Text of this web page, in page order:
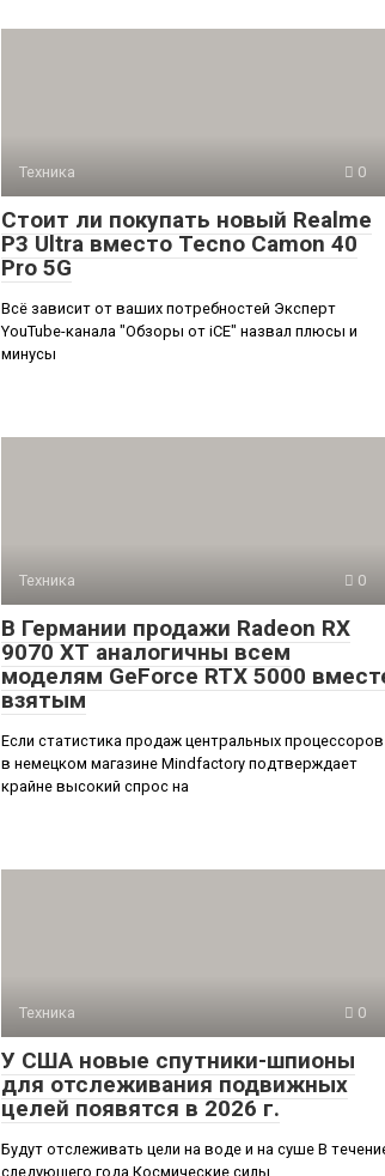
Техника 0
Стоит ли покупать новый Realme
P3 Ultra вместо Tecno Camon 40
Pro 5G
Всё зависит от ваших потребностей Эксперт
YouTube-канала "Обзоры от iCE" назвал плюсы и
минусы
Техника 0
В Германии продажи Radeon RX
9070 XT аналогичны всем
моделям GeForce RTX 5000
взятым
Если статистика продаж центральных процессоров
в немецком магазине Mindfactory подтверждает
крайне высокий спрос на
Техника 0
У США новые спутники-шпионы
для отслеживания подвижных
целей появятся в 2026 г.
Будут отслеживать цели на воде и на суше В
следующего года Космические силы